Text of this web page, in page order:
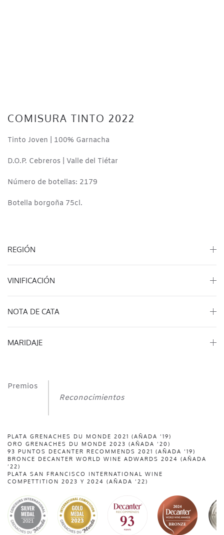
COMISURA TINTO 2022
Tinto Joven | 100% Garnacha
D.O.P. Cebreros | Valle del Tiétar
Número de botellas: 2179
Botella borgoña 75cl.
REGIÓN
VINIFICACIÓN
NOTA DE CATA
MARIDAJE
Premios
Reconocimientos
PLATA GRENACHES DU MONDE 2021 (AÑADA ’19)
ORO GRENACHES DU MONDE 2023 (AÑADA ’20)
93 PUNTOS DECANTER RECOMMENDS 2021 (AÑADA ’19)
BRONCE DECANTER WORLD WINE ADWARDS 2024 (AÑADA
’22)
PLATA SAN FRANCISCO INTERNATIONAL WINE
COMPETTITION 2023 Y 2024 (AÑADA ’22)